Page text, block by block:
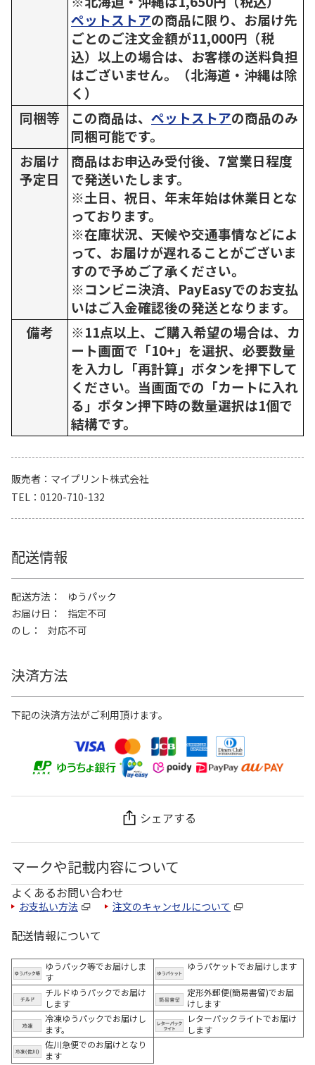
ペットストアの商品に限り、お届け先
ごとのご注文金額が11,000円（税
込）以上の場合は、お客様の送料負担
はございません。（北海道・沖縄は除
く）
同梱等
この商品は、 ペットストアの商品のみ
同梱可能です。
お届け
予定日
商品はお申込み受付後、7営業日程度
で発送いたします。
※土日、祝日、年末年始は休業日とな
っております。
※在庫状況、天候や交通事情などによ
って、お届けが遅れることがございま
すので予めご了承ください。
※コンビニ決済、PayEasyでのお支払
いはご入金確認後の発送となります。
備考
※11点以上、ご購入希望の場合は、カ
ート画面で「10+」を選択、必要数量
を入力し「再計算」ボタンを押下して
ください。当画面での「カートに入れ
る」ボタン押下時の数量選択は1個で
結構です。
販売者
マイプリント株式会社
TEL
0120-710-132
配送情報
配送方法
ゆうパック
お届け日
指定不可
のし
対応不可
決済方法
下記の決済方法がご利用頂けます。
シェアする
マークや記載内容について
よくあるお問い合わせ
お支払い方法 注文のキャンセルについて
配送情報について
ゆうパック等でお届けしま
す
ゆうパケットでお届けします
チルドゆうパックでお届け
します
定形外郵便(簡易書留)でお届
けします
冷凍ゆうパックでお届けし
ます。
レターパックライトでお届け
します
佐川急便でのお届けとなり
ます